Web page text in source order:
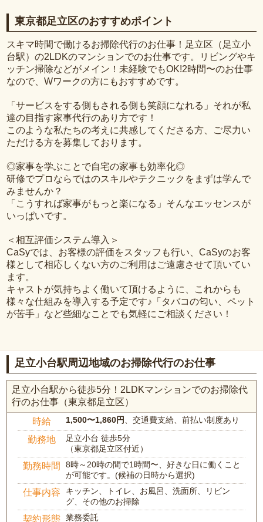
東京都足立区のおすすめポイント
スキマ時間で働けるお掃除代行のお仕事！足立区（足立小
台駅）の2LDKのマンションでのお仕事です。リビングやキ
ッチン掃除などがメイン！未経験でもOK!2時間〜のお仕事
なので、Wワークの方にもおすすめです。
「サービスをする側もされる側も笑顔になれる」それが私
達の目指す家事代行のあり方です！
このような私たちの考えに共感してくださる方、ご尽力い
ただける方を募集しております。
◎家事を学ぶことで自宅の家事も効率化◎
研修でプロならではのスキルやテクニックをまずは学んで
みませんか？
「こうすれば家事がもっと楽になる」そんなエッセンスが
いっぱいです。
＜相互評価システム導入＞
CaSyでは、お客様の評価をスタッフも行い、CaSyのお客
様として相応しくない方のご利用はご遠慮させて頂いてい
ます。
キャストが気持ちよく働いて頂けるように、これからも
様々な仕組みを導入する予定です♪「タバコの匂い、ペット
が苦手」など些細なことでも気軽にご相談ください！
足立小台駅周辺地域のお掃除代行のお仕事
足立小台駅から徒歩5分！2LDKマンションでのお掃除代
行のお仕事（東京都足立区）
時給 1,500〜1,860円、交通費支給、前払い制度あり
勤務地
足立小台 徒歩5分
（東京都足立区付近）
勤務時間
8時～20時の間で1時間〜、好きな日に働くこと
が可能です。(候補の日時から選択)
仕事内容
キッチン、トイレ、お風呂、洗面所、リビン
グ、その他のお掃除
契約形態 業務委託